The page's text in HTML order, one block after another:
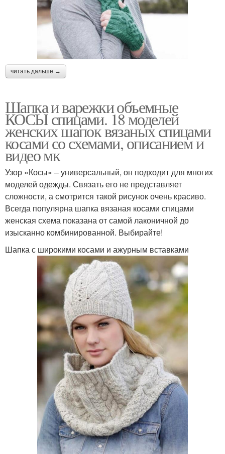
читать дальше →
Шапка и варежки объемные
КОСЫ спицами. 18 моделей
женских шапок вязаных спицами
косами со схемами, описанием и
видео мк
Узор «Косы» – универсальный, он подходит для многих
моделей одежды. Связать его не представляет
сложности, а смотрится такой рисунок очень красиво.
Всегда популярна шапка вязаная косами спицами
женская схема показана от самой лаконичной до
изысканно комбинированной. Выбирайте!
Шапка с широкими косами и ажурным вставками